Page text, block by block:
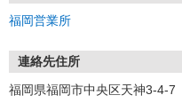
①応募から3営業日を目安に、
★スマホでWEB面接（LINEな
す
③面接実施（履歴書不要）
福岡営業所
連絡先住所
福岡県福岡市中央区天神3-4-